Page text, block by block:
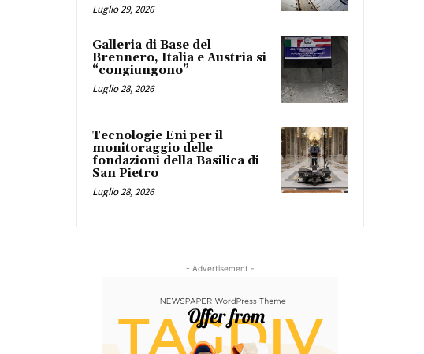
Luglio 29, 2026
Galleria di Base del
Brennero, Italia e Austria si
“congiungono”
Luglio 28, 2026
Tecnologie Eni per il
monitoraggio delle
fondazioni della Basilica di
San Pietro
Luglio 28, 2026
- Advertisement -